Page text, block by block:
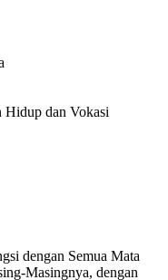
Hidup dan Vokasi
dengan Semua Mata
Masingnya, dengan